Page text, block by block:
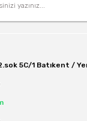
5C/1 Batıkent /